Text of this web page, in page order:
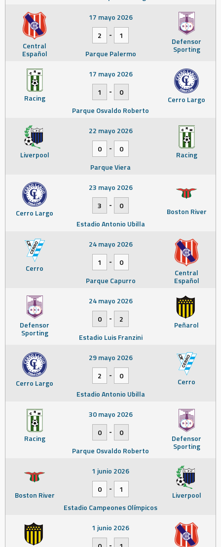
Central
Español
Defensor
Sporting
17 mayo 2026
2
-
1
Parque Palermo
Racing Cerro Largo
17 mayo 2026
1
-
0
Parque Osvaldo Roberto
Liverpool Racing
22 mayo 2026
0
-
0
Parque Viera
Cerro Largo Boston River
23 mayo 2026
3
-
0
Estadio Antonio Ubilla
Cerro Central
Español
24 mayo 2026
1
-
0
Parque Capurro
Defensor
Sporting
Peñarol
24 mayo 2026
0
-
2
Estadio Luis Franzini
Cerro Largo Cerro
29 mayo 2026
2
-
0
Estadio Antonio Ubilla
Racing Defensor
Sporting
30 mayo 2026
0
-
0
Parque Osvaldo Roberto
Boston River Liverpool
1 junio 2026
0
-
1
Estadio Campeones Olímpicos
1 junio 2026